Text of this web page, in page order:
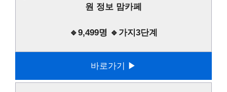
원 정보 맘카페
🔹9,499명 🔹가지3단계
바로가기 ▶